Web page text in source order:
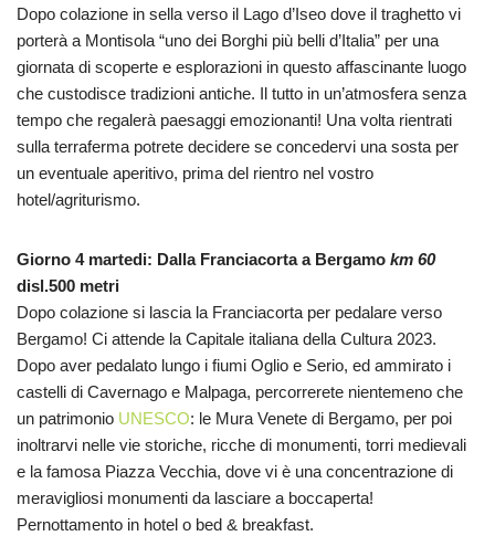
Dopo colazione in sella verso il Lago d’Iseo dove il traghetto vi
porterà a Montisola “uno dei Borghi più belli d’Italia” per una
giornata di scoperte e esplorazioni in questo affascinante luogo
che custodisce tradizioni antiche. Il tutto in un’atmosfera senza
tempo che regalerà paesaggi emozionanti! Una volta rientrati
sulla terraferma potrete decidere se concedervi una sosta per
un eventuale aperitivo, prima del rientro nel vostro
hotel/agriturismo.
Giorno 4 martedi: Dalla Franciacorta a Bergamo km 60
disl.500 metri
Dopo colazione si lascia la Franciacorta per pedalare verso
Bergamo! Ci attende la Capitale italiana della Cultura 2023.
Dopo aver pedalato lungo i fiumi Oglio e Serio, ed ammirato i
castelli di Cavernago e Malpaga, percorrerete nientemeno che
un patrimonio UNESCO: le Mura Venete di Bergamo, per poi
inoltrarvi nelle vie storiche, ricche di monumenti, torri medievali
e la famosa Piazza Vecchia, dove vi è una concentrazione di
meravigliosi monumenti da lasciare a boccaperta!
Pernottamento in hotel o bed & breakfast.